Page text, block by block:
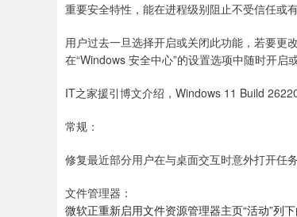
重要安全特性，能在进程级别阻止不受信任或
用户过去一旦选择开启或关闭此功能，若要更
在“Windows 安全中心”的设置选项中随时开启
IT之家援引博文介绍，Windows 11 Build
常规：
修复最近部分用户在与桌面交互时意外打开任
文件管理器：
微软正重新启用文件资源管理器主页“活动”列